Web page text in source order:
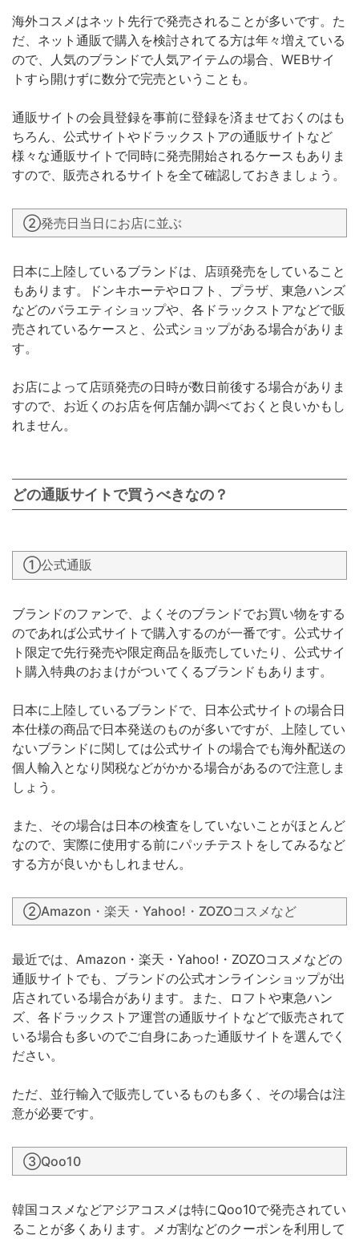
海外コスメはネット先行で発売されることが多いです。た
だ、ネット通販で購入を検討されてる方は年々増えている
ので、人気のブランドで人気アイテムの場合、WEBサイ
トすら開けずに数分で完売ということも。
通販サイトの会員登録を事前に登録を済ませておくのはも
ちろん、公式サイトやドラックストアの通販サイトなど
様々な通販サイトで同時に発売開始されるケースもありま
すので、販売されるサイトを全て確認しておきましょう。
②発売日当日にお店に並ぶ
日本に上陸しているブランドは、店頭発売をしていること
もあります。ドンキホーテやロフト、プラザ、東急ハンズ
などのバラエティショップや、各ドラックストアなどで販
売されているケースと、公式ショップがある場合がありま
す。
お店によって店頭発売の日時が数日前後する場合がありま
すので、お近くのお店を何店舗か調べておくと良いかもし
れません。
どの通販サイトで買うべきなの？
①公式通販
ブランドのファンで、よくそのブランドでお買い物をする
のであれば公式サイトで購入するのが一番です。公式サイ
ト限定で先行発売や限定商品を販売していたり、公式サイ
ト購入特典のおまけがついてくるブランドもあります。
日本に上陸しているブランドで、日本公式サイトの場合日
本仕様の商品で日本発送のものが多いですが、上陸してい
ないブランドに関しては公式サイトの場合でも海外配送の
個人輸入となり関税などがかかる場合があるので注意しま
しょう。
また、その場合は日本の検査をしていないことがほとんど
なので、実際に使用する前にパッチテストをしてみるなど
する方が良いかもしれません。
②Amazon・楽天・Yahoo!・ZOZOコスメなど
最近では、Amazon・楽天・Yahoo!・ZOZOコスメなどの
通販サイトでも、ブランドの公式オンラインショップが出
店されている場合があります。また、ロフトや東急ハン
ズ、各ドラックストア運営の通販サイトなどで販売されて
いる場合も多いのでご自身にあった通販サイトを選んでく
ださい。
ただ、並行輸入で販売しているものも多く、その場合は注
意が必要です。
③Qoo10
韓国コスメなどアジアコスメは特にQoo10で発売されてい
ることが多くあります。メガ割などのクーポンを利用して